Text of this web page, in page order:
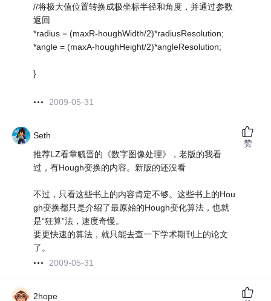
//将极大值位置转换成极坐标半径和角度，并通过参数
返回
*radius = (maxR-houghWidth/2)*radiusResolution;
*angle = (maxA-houghHeight/2)*angleResolution;
}
2009-05-31
Seth
推荐LZ看章毓晋的《数字图像处理》，老版的我看
过，有Hough变换的内容。新版的还没看
不过，只看这些书上的内容肯定不够。这些书上的Hou
gh变换都只是介绍了最原始的Hough变化算法，也就
是“狂算”法，速度奇慢。
要更快速的算法，就只能去查一下学术期刊上的论文
了。
2009-05-31
赞
2hope